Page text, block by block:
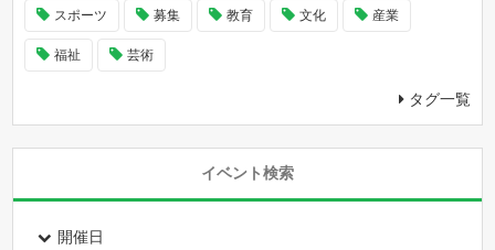
スポーツ 募集 教育 文化 産業
福祉 芸術
タグ一覧
イベント検索
開催日